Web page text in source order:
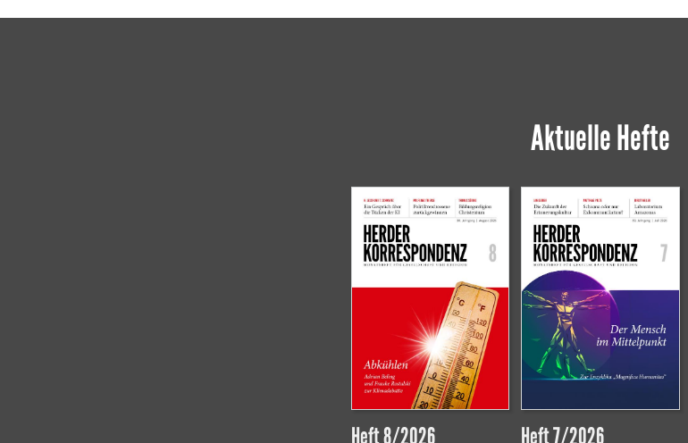
Aktuelle Hefte
Heft 8/2026 Heft 7/2026